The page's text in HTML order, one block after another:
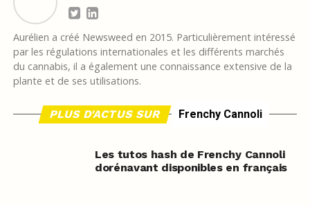
Aurélien a créé Newsweed en 2015. Particulièrement intéressé
par les régulations internationales et les différents marchés
du cannabis, il a également une connaissance extensive de la
plante et de ses utilisations.
PLUS D'ACTUS SUR Frenchy Cannoli
Les tutos hash de Frenchy Cannoli
dorénavant disponibles en français